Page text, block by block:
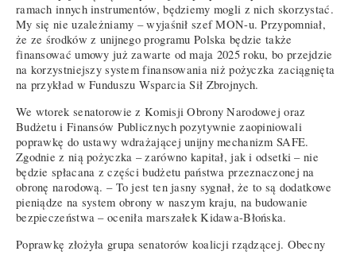
ramach innych instrumentów, będziemy mogli z nich skorzystać.
My się nie uzależniamy – wyjaśnił szef MON-u. Przypomniał,
że ze środków z unijnego programu Polska będzie także
finansować umowy już zawarte od maja 2025 roku, bo przejdzie
na korzystniejszy system finansowania niż pożyczka zaciągnięta
na przykład w Funduszu Wsparcia Sił Zbrojnych.
We wtorek senatorowie z Komisji Obrony Narodowej oraz
Budżetu i Finansów Publicznych pozytywnie zaopiniowali
poprawkę do ustawy wdrażającej unijny mechanizm SAFE.
Zgodnie z nią pożyczka – zarówno kapitał, jak i odsetki – nie
będzie spłacana z części budżetu państwa przeznaczonej na
obronę narodową. – To jest ten jasny sygnał, że to są dodatkowe
pieniądze na system obrony w naszym kraju, na budowanie
bezpieczeństwa – oceniła marszałek Kidawa-Błońska.
Poprawkę złożyła grupa senatorów koalicji rządzącej. Obecny